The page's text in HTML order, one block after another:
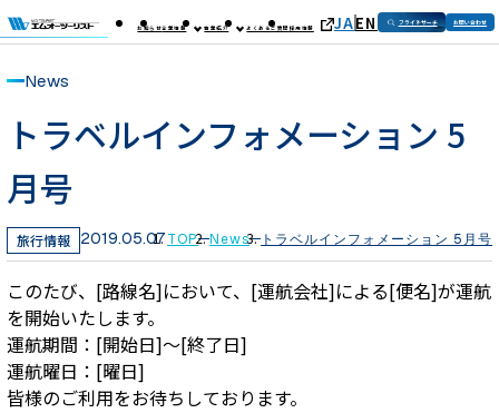
お知らせ企業情報 事業紹介 よくあるご質問採用情報 JAEN フライトサーチ お問い合わせ
News
トラベルインフォメーション 5
月号
旅行情報 2019.05.07TOP News トラベルインフォメーション 5月号
このたび、[路線名]において、[運航会社]による[便名]が運航
を開始いたします。
運航期間：[開始日]～[終了日]
運航曜日：[曜日]
皆様のご利用をお待ちしております。